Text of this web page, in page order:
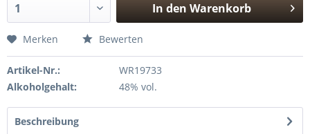
In den Warenkorb
Merken Bewerten
Artikel-Nr.:
WR19733
Alkoholgehalt:
48% vol.
Beschreibung